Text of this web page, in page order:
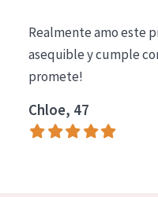
Limpieza
COLECCIÓN
Essentials
Lift+
Realmente amo este
asequible y cumple
promete!
Chloe, 47